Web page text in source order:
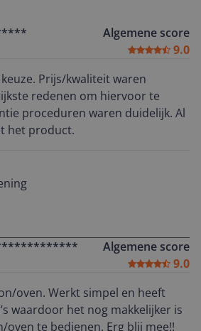
Algemene score
9.0
Prijs/kwaliteit waren
redenen om hiervoor te
proceduren waren duidelijk. Al
het product.
Algemene score
9.0
oven. Werkt simpel en heeft
waardoor het nog makkelijker is
te bedienen. Erg blij mee!!